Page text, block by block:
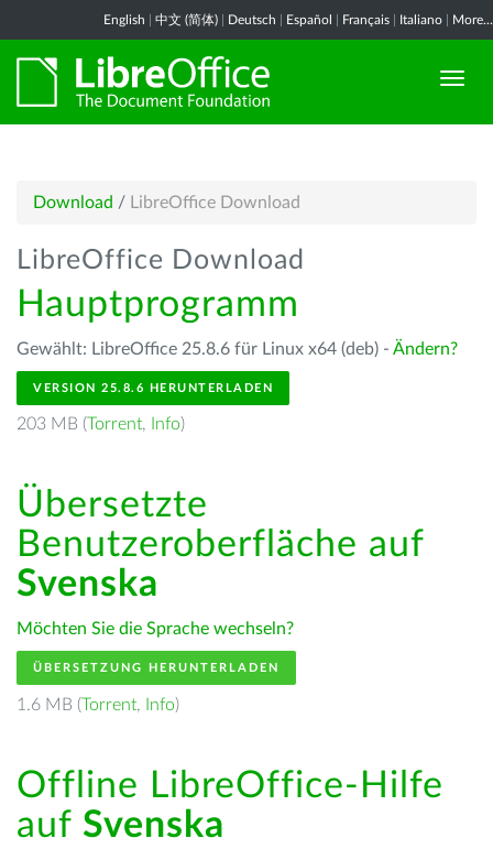
English 中文 (简体) Deutsch Español Français Italiano More...
Download / LibreOffice Download
LibreOffice Download
Hauptprogramm
Gewählt: LibreOffice 25.8.6 für Linux x64 (deb) - Ändern?
VERSION 25.8.6 HERUNTERLADEN
203 MB (Torrent, Info)
Übersetzte
Benutzeroberfläche auf
Svenska
Möchten Sie die Sprache wechseln?
ÜBERSETZUNG HERUNTERLADEN
1.6 MB (Torrent, Info)
Offline LibreOffice-Hilfe
auf Svenska